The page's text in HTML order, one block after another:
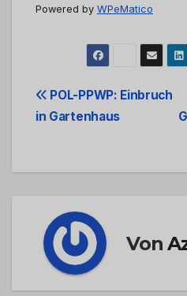
Powered by WPeMatico
Beitrags-
POL-PPWP: Einbruch
in Gartenhaus
Von